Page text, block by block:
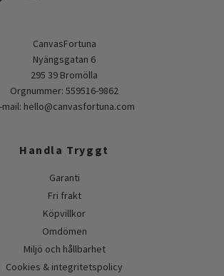
CanvasFortuna
Nyängsgatan 6
295 39 Bromölla
Orgnummer: 559516-9862
mail: hello@canvasfortuna.com
Handla Tryggt
Garanti
Fri frakt
Köpvillkor
Omdömen
Miljö och hållbarhet
Cookies & integritetspolicy